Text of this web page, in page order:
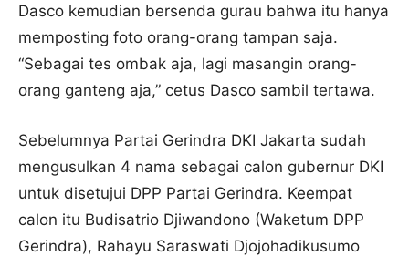
Dasco kemudian bersenda gurau bahwa itu hanya
memposting foto orang-orang tampan saja.
“Sebagai tes ombak aja, lagi masangin orang-
orang ganteng aja,” cetus Dasco sambil tertawa.
Sebelumnya Partai Gerindra DKI Jakarta sudah
mengusulkan 4 nama sebagai calon gubernur DKI
untuk disetujui DPP Partai Gerindra. Keempat
calon itu Budisatrio Djiwandono (Waketum DPP
Gerindra), Rahayu Saraswati Djojohadikusumo